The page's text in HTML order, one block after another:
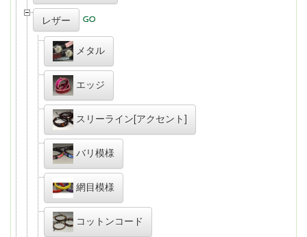
レザー
メタル
エッジ
スリーライン[アクセント]
バリ模様
網目模様
コットンコード